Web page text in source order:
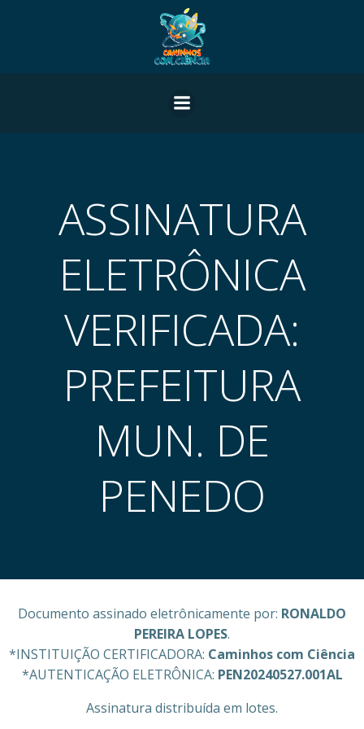
Pular
para
o
conteúdo
ASSINATURA
ELETRÔNICA
VERIFICADA:
PREFEITURA
MUN. DE
PENEDO
Documento assinado eletrônicamente por: RONALDO
PEREIRA LOPES.
*INSTITUIÇÃO CERTIFICADORA: Caminhos com Ciência
*AUTENTICAÇÃO ELETRÔNICA: PEN20240527.001AL
Assinatura distribuída em lotes.